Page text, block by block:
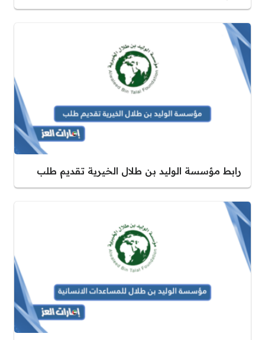
رابط مؤسسة الوليد بن طلال الخيرية تقديم طلب